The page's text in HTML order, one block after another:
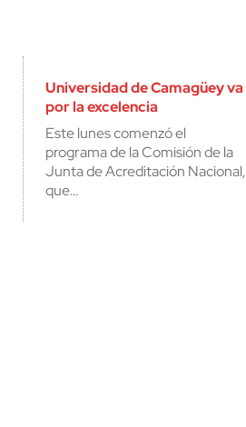
Universidad de Camagüey va
por la excelencia
Este lunes comenzó el
programa de la Comisión de la
Junta de Acreditación Nacional,
que…